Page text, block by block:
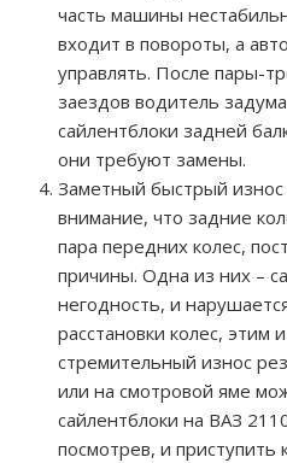
часть машины
входит в повороты, а
управлять. После пары-
заездов водитель
сайлентблоки задней
они требуют замены.
Заметный быстрый
внимание, что задние
пара передних колес,
причины. Одна из них –
негодность, и
расстановки колес, этим
стремительный износ
или на смотровой яме
сайлентблоки на ВАЗ
посмотрев, и приступить